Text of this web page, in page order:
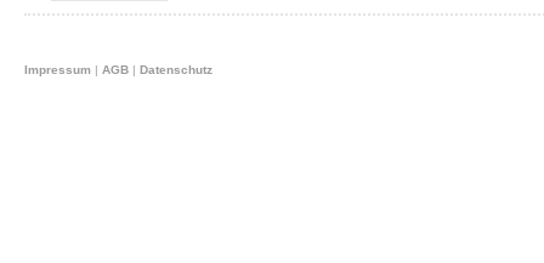
Impressum | AGB | Datenschutz